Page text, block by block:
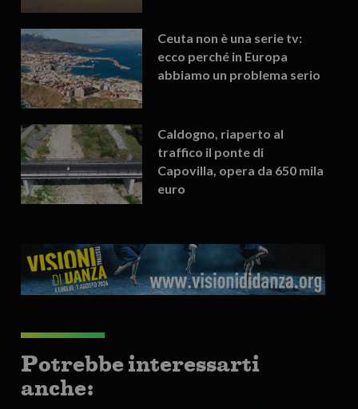
Ceuta non è una serie tv:
ecco perché in Europa
abbiamo un problema serio
Caldogno, riaperto al
traffico il ponte di
Capovilla, opera da 650 mila
euro
Potrebbe interessarti
anche: